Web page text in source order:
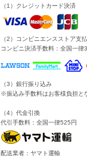
（1）クレジットカード決済
（2）コンビニエンスストア支
コンビニ決済手数料：全国一律
（3）銀行振り込み
※振込み手数料はお客様負担と
（4）代金引換
代引手数料：全国一律525円
配送業者：ヤマト運輸